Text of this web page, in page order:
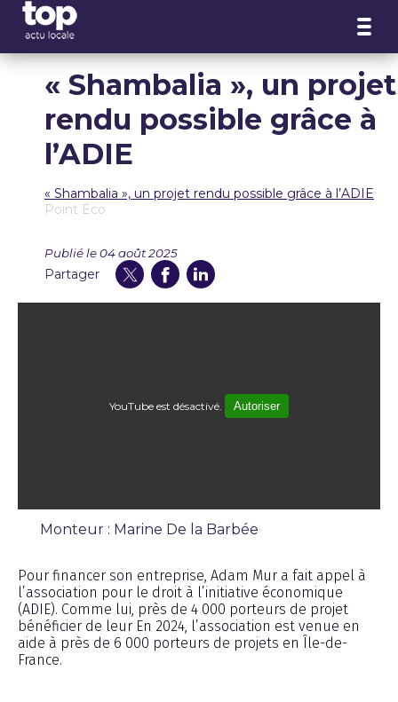
« Shambalia », un projet
rendu possible grâce à
l’ADIE
« Shambalia », un projet rendu possible grâce à l’ADIE
Point Éco
Publié le 04 août 2025
Partager
YouTube est désactivé. Autoriser
Monteur : Marine De la Barbée
Pour financer son entreprise, Adam Mur a fait appel à
l’association pour le droit à l’initiative économique
(ADIE). Comme lui, près de 4 000 porteurs de projet
bénéficier de leur En 2024, l’association est venue en
aide à près de 6 000 porteurs de projets en Île-de-
France.
Panneau de gestion des cookies